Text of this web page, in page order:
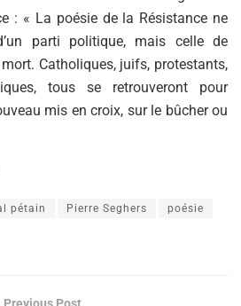
: « La poésie de la Résistance ne
parti politique, mais celle de
Catholiques, juifs, protestants,
tous se retrouveront pour
mis en croix, sur le bûcher ou
pétain Pierre Seghers poésie
Previous Post